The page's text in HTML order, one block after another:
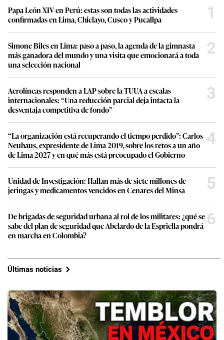
Papa León XIV en Perú: estas son todas las actividades
confirmadas en Lima, Chiclayo, Cusco y Pucallpa
1
Simone Biles en Lima: paso a paso, la agenda de la gimnasta
más ganadora del mundo y una visita que emocionará a toda
una selección nacional
2
Aerolíneas responden a LAP sobre la TUUA a escalas
internacionales: “Una reducción parcial deja intacta la
desventaja competitiva de fondo”
3
“La organización está recuperando el tiempo perdido”: Carlos
Neuhaus, expresidente de Lima 2019, sobre los retos a un año
de Lima 2027 y en qué más está preocupado el Gobierno
4
Unidad de Investigación: Hallan más de siete millones de
jeringas y medicamentos vencidos en Cenares del Minsa
5
De brigadas de seguridad urbana al rol de los militares: ¿qué se
sabe del plan de seguridad que Abelardo de la Espriella pondrá
en marcha en Colombia?
6
Últimas noticias